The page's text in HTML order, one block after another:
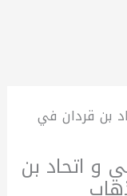
و اتحاد بن